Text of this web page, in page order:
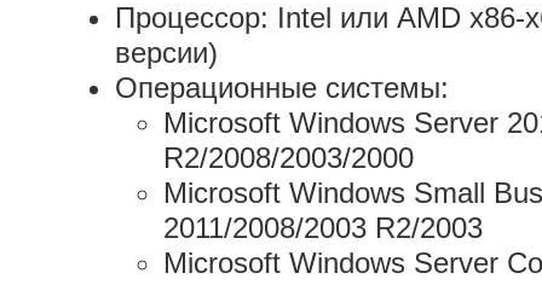
Процессор: Intel или AMD x86-
версии)
Операционные системы:
Microsoft Windows Server
R2/2008/2003/2000
Microsoft Windows Small
2011/2008/2003 R2/2003
Microsoft Windows Server